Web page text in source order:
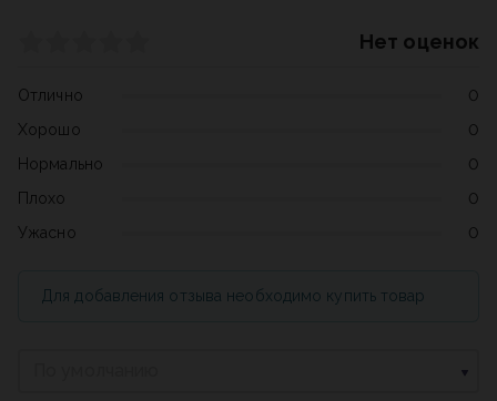
Нет оценок
Отлично
0
Хорошо
0
Нормально
0
Плохо
0
Ужасно
0
Для добавления отзыва необходимо купить товар